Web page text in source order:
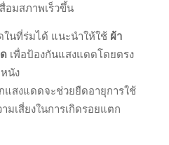
อมสภาพเร็วขึ้น
นที่ร่มได้ แนะนำให้ใช้ ผ้า
เพื่อป้องกันแสงแดดโดยตรง
นัง
แสงแดดจะช่วยยืดอายุการใช้
มเสี่ยงในการเกิดรอยแตก